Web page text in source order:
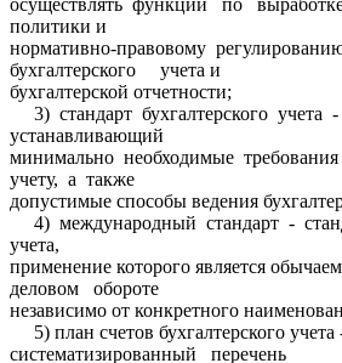
осуществлять функции по
политики и
нормативно-правовому
бухгалтерского учета и
бухгалтерской отчетности;
3) стандарт бухгалтерского учета
устанавливающий
минимально необходимые требования
учету, а также
допустимые способы ведения
4) международный стандарт -
учета,
применение которого является
деловом обороте
независимо от конкретного
5) план счетов бухгалтерского учета
систематизированный перечень